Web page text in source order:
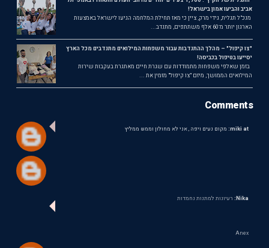
אביב והביעו אמון בישראל!
מנכ"ל תגלית, גידי מרק, ציין כי מאז תחילת המלחמה הגיעו לישראל באמצעות
הארגון יותר מ־60 אלף משתתפים, מתנדב...
"צו קיפול" – מהלך ההתנדבות עבור משפחות המילואים מתנדבים מכל הארץ
יסייעו בטיפול בכביסה!
בזמן שאלפי משפחות מתמודדות עם שגרת חיים מאתגרת בעקבות שירות
המילואים הממושך, מיזם "צו קיפול" מזמין את ...
Comments
miki at: מקום נעים ויפה , אני לא מחולון וממש ממליץ
Nika: רעיונות למתנות נחמדות
Anex